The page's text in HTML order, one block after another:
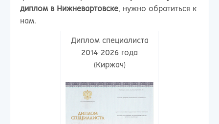
диплом в Нижневартовске, нужно обратиться к
нам.
Диплом специалиста
2014-2026 года
(Киржач)